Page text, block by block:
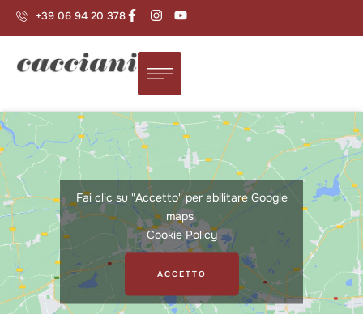
+39 06 94 20 378
Fai clic su "Accetto" per abilitare Google
maps
Cookie Policy
ACCETTO